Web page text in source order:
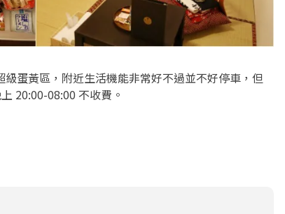
級蛋黃區，附近生活機能非常好不過並不好停車，但
20:00-08:00 不收費。